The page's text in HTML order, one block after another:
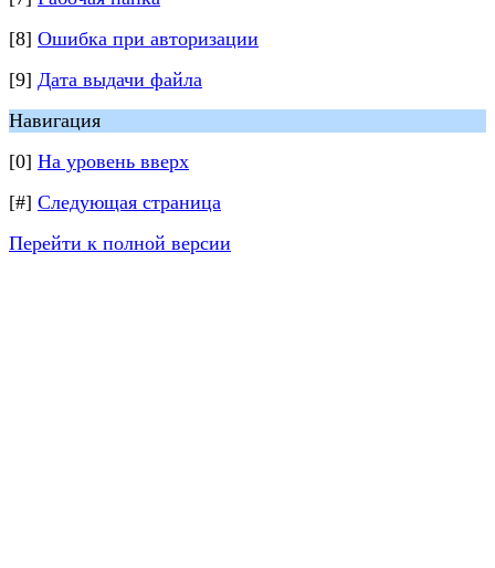
[8] Ошибка при авторизации
[9] Дата выдачи файла
Навигация
[0] На уровень вверх
[#] Следующая страница
Перейти к полной версии